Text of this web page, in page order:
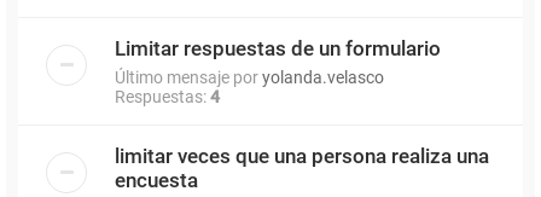
Limitar respuestas de un formulario
Último mensaje poryolanda.velasco
Respuestas:4
limitar veces que una persona realiza una
encuesta